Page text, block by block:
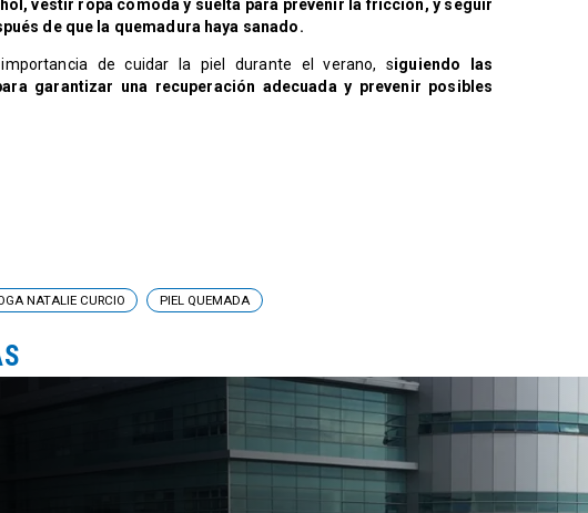
vestir ropa cómoda y suelta para prevenir la fricción, y seguir
de que la quemadura haya sanado.
de cuidar la piel durante el verano, siguiendo las
garantizar una recuperación adecuada y prevenir posibles
NATALIE CURCIO PIEL QUEMADA